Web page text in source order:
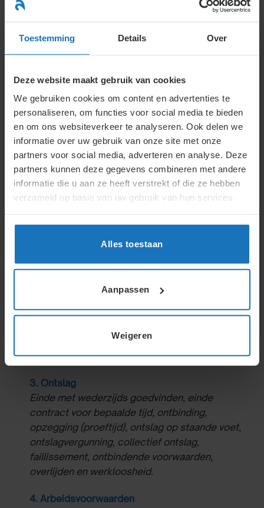
Toestemming Details Over
Deze website maakt gebruik van cookies
We gebruiken cookies om content en advertenties te
personaliseren, om functies voor social media te bieden
en om ons websiteverkeer te analyseren. Ook delen we
informatie over uw gebruik van onze site met onze
partners voor social media, adverteren en analyse. Deze
partners kunnen deze gegevens combineren met andere
informatie die u aan ze heeft verstrekt of die ze hebben
verzameld op basis van uw gebruik van hun services.
Alles toestaan
Aanpassen
Weigeren
naar
inhoud
inhoudsopgave
1. Aangaan en inhoud van de
arbeidsovereenkomst
Wat is een arbeidsovereenkomst? Tot stand
komen van een arbeidsovereenkomst, inhoud,
vreemdelingen, maatschap/vennootschap,
arbeidsvoorziening, werkgelegenheidsprojecten.
2. Bijzonderheden tijdens de looptijd van de
Veranderingen, ziekte, misdragingen, verlof, niet
tewerkstellen, (on)gelijke behandeling,
contractsovername, collectieve acties en
conflicten tussen medewerkers onderling.
3. Ontslag
Einde met wederzijds goedvinden, einde
contract voor bepaalde tijd, ontbinding,
opzegging (proeftijd), ontslag op staande voet,
ontslagvergunning, collectief ontslag,
faillissement, ontbindende voorwaarden,
overlijden en werkloosheid.
4. Arbeidsvoorwaarden